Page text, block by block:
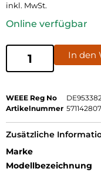
inkl. MwSt.
Online verfügbar
In den
WEEE Reg No
Artikelnummer
Zusätzliche
Marke
Modellbezeichnung